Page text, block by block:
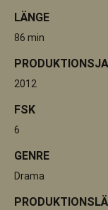
LÄNGE
86 min
2012
FSK
6
GENRE
Drama